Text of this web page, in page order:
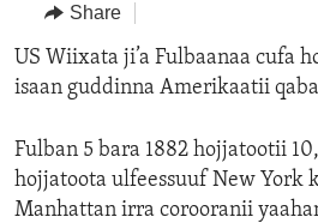
SearchASIA
EUROPE
MIDDLE EAST
SECURITY AND DEFENSE
AID AND DEVELOPMENT
DEMOCRACY AND GOVERNANCE
ECONOMY AND TRADE
ENVIRONMENT AND HEALTH
ABOUT US
FOLLOW US
Share
US Wiixata ji’a Fulbaanaa cufa
isaan guddinna Amerikaatii
Fulban 5 bara 1882 hojjatootii
hojjatoota ulfeessuuf New York
Manhattan irra corooranii